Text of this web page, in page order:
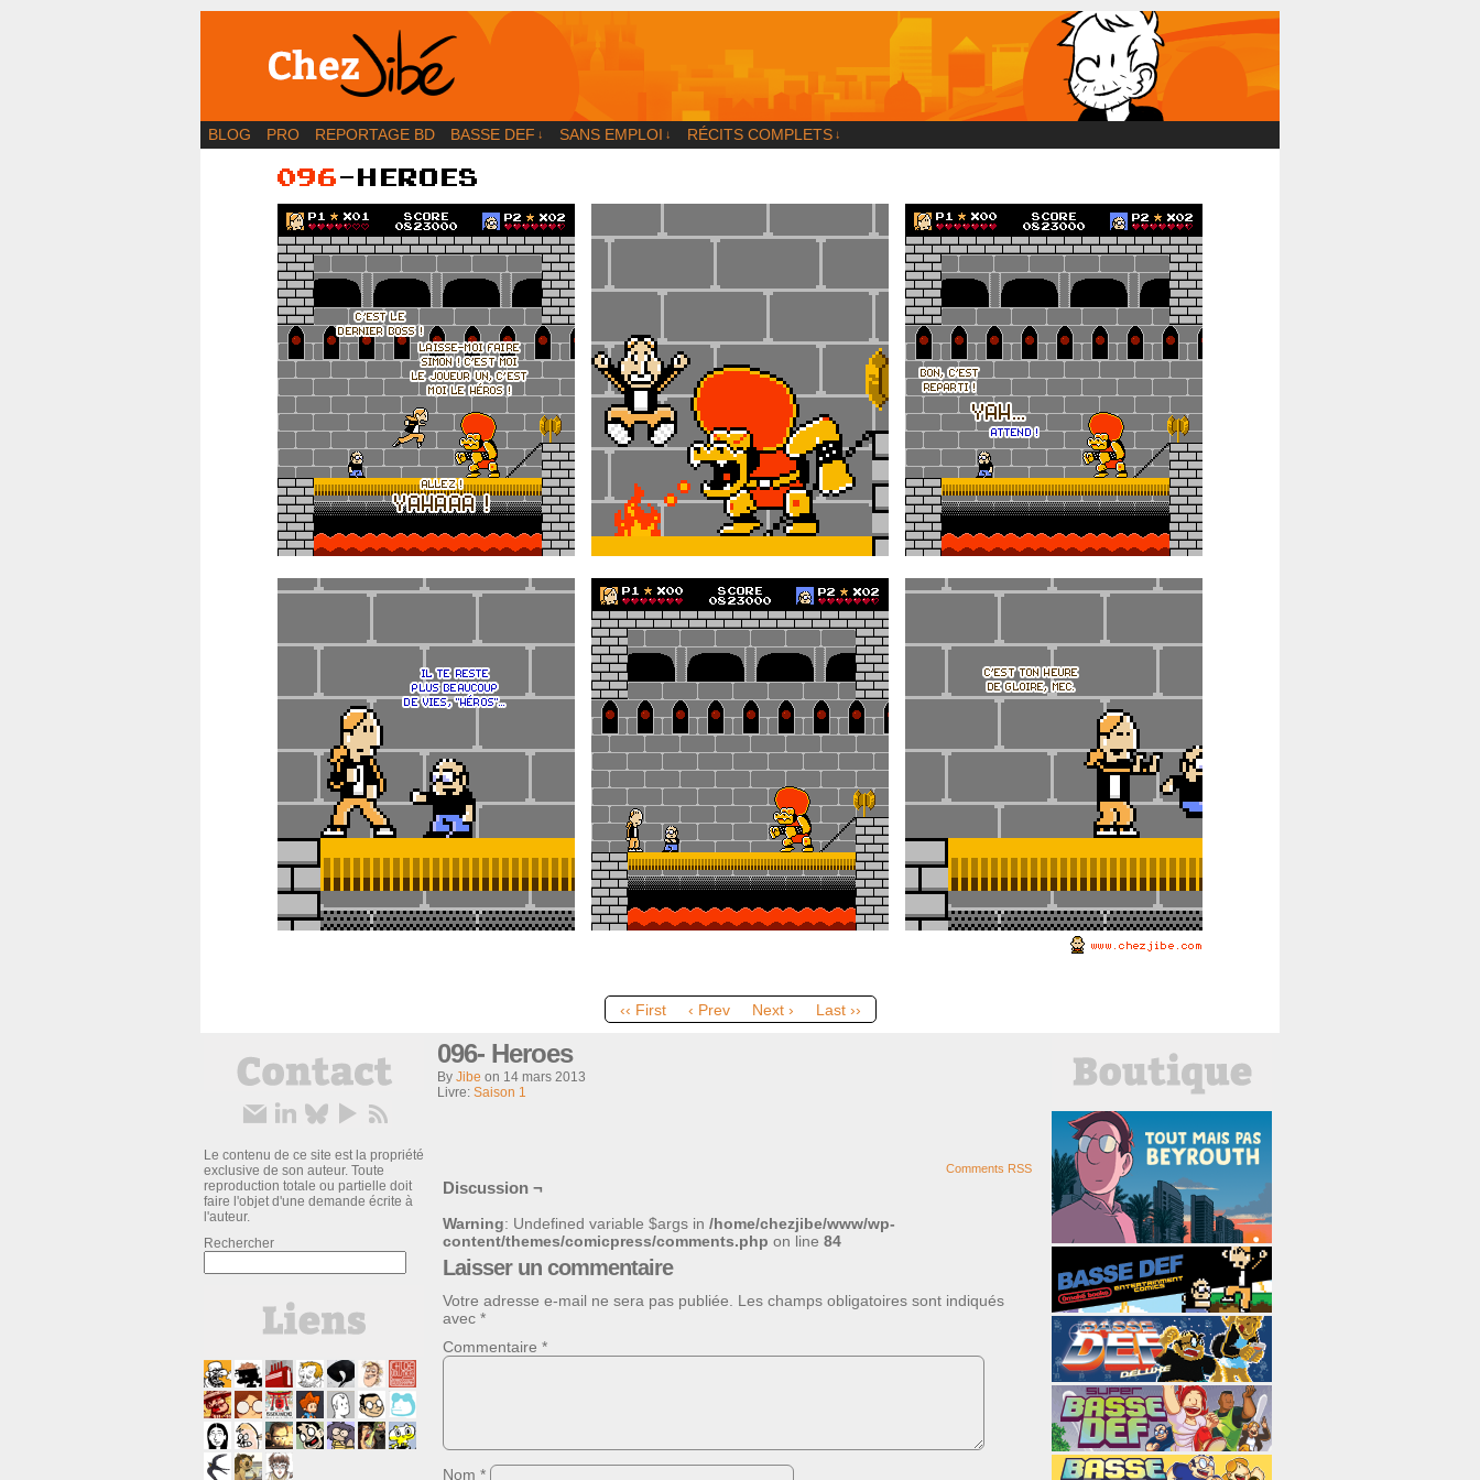
BD | Illustration | Blog
BLOG PRO REPORTAGE BD BASSE DEF ↓ SANS EMPLOI ↓ RÉCITS COMPLETS ↓
‹‹ First ‹ Prev Next › Last ››
Le contenu de ce site est la propriété
exclusive de son auteur. Toute
reproduction totale ou partielle doit
faire l'objet d'une demande écrite à
l'auteur.
Rechercher
096- Heroes
By Jibe on 14 mars 2013
Livre: Saison 1
Comments RSS
Discussion ¬
Warning: Undefined variable $args in /home/chezjibe/www/wp-
content/themes/comicpress/comments.php on line 84
Laisser un commentaire
Votre adresse e-mail ne sera pas publiée.
Les champs obligatoires sont indiqués
avec *
Commentaire *
Nom *